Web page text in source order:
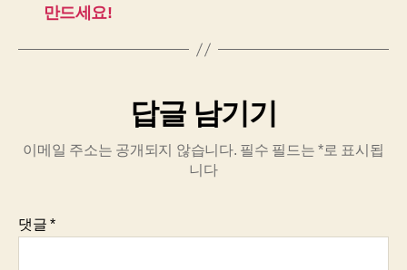
만드세요!
답글 남기기
이메일 주소는 공개되지 않습니다. 필수 필드는*로 표시됩
니다
댓글*